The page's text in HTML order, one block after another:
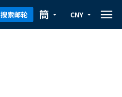
搜索邮轮 arrow_drop_down
簡 arrow_drop_down
CNY menu